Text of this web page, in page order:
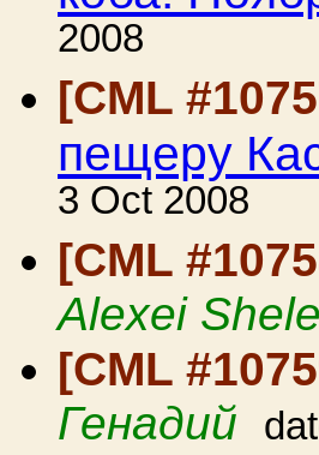
2008
[CML
пещеру
3 Oct 2008
[CML
Alexei
[CML
Генадий